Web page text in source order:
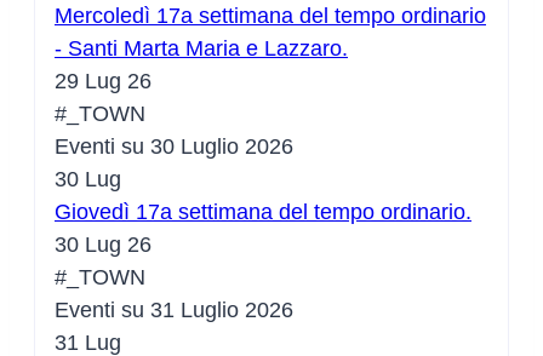
Mercoledì 17a settimana del tempo ordinario
- Santi Marta Maria e Lazzaro.
29 Lug 26
#_TOWN
Eventi su 30 Luglio 2026
30 Lug
Giovedì 17a settimana del tempo ordinario.
30 Lug 26
#_TOWN
Eventi su 31 Luglio 2026
31 Lug